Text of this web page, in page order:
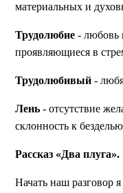
материальных и
Трудолюбие - любовь
проявляющиеся в
Трудолюбивый -
Лень - отсутствие
склонность к
Рассказ «Два плуга».
Начать наш разговор я